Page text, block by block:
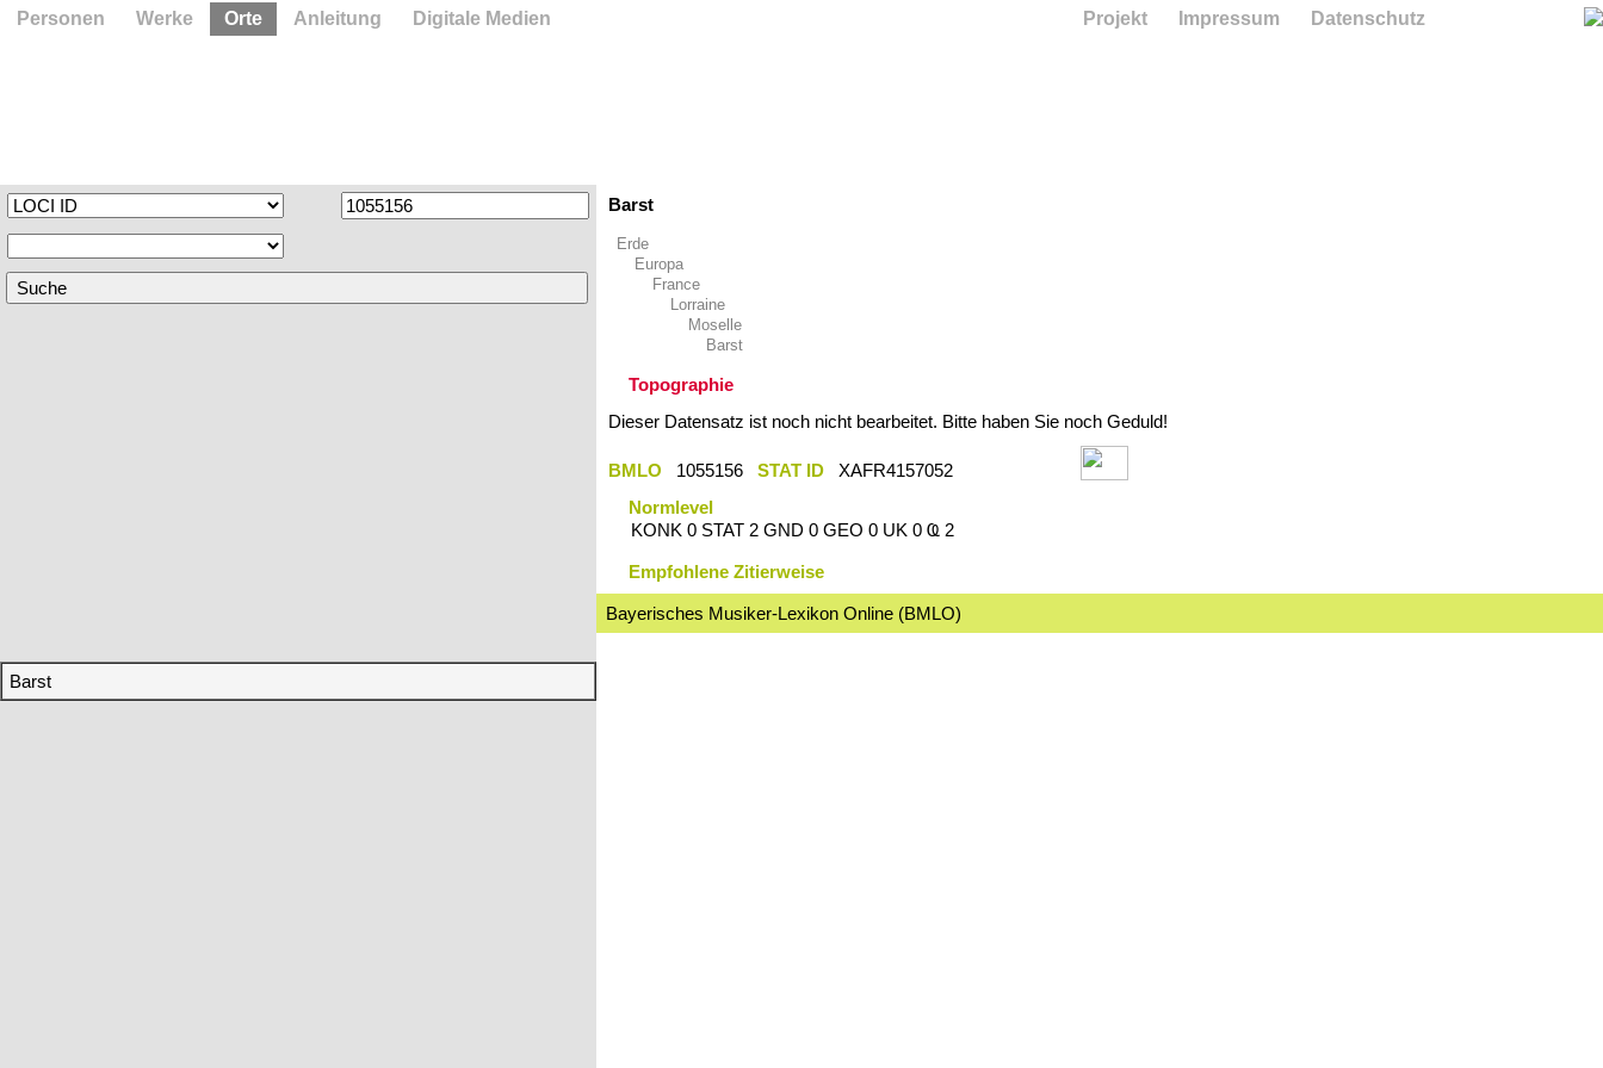
Barst
Barst
Erde
Europa
France
Lorraine
Moselle
Barst
Topographie
Dieser Datensatz ist noch nicht bearbeitet. Bitte haben Sie noch Geduld!
BMLO 1055156 STAT ID
XAFR4157052
Normlevel
KONK 0 STAT 2 GND 0 GEO 0 UK 0 Ҩ 2
Empfohlene Zitierweise
Bayerisches Musiker-Lexikon Online (BMLO)
Personen Werke Orte Anleitung Digitale Medien Projekt Impressum Datenschutz